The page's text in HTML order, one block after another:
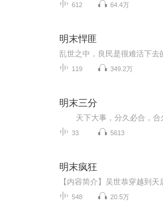
612 64.4万
明末悍匪
119 349.2万
明末三分
33 5613
明末疯狂
548 20.5万